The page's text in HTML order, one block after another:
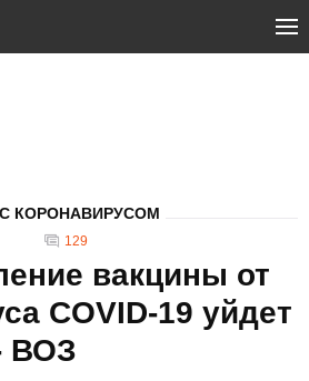
КОРОНАВИРУСОМ
129
вакцины от
COVID-19 уйдет
ВОЗ